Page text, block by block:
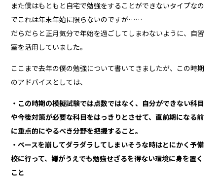
また僕はもともと自宅で勉強をすることができないタイプなの
でこれは年末年始に限らないのですが……
だらだらと正月気分で年始を過ごしてしまわないように、自習
室を活用していました。
ここまで去年の僕の勉強について書いてきましたが、この時期
のアドバイスとしては、
・この時期の模擬試験では点数ではなく、自分ができない科目
や今後対策が必要な科目をはっきりとさせて、直前期になる前
に重点的にやるべき分野を把握すること。
・ペースを崩してダラダラしてしまいそうな時はとにかく予備
校に行って、嫌がうえでも勉強せざるを得ない環境に身を置く
こと